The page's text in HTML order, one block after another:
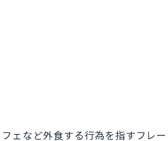
ェなど外食する行為を指すフレー